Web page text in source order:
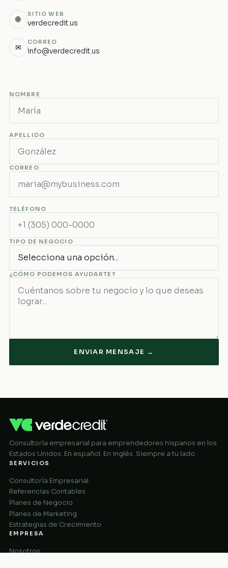
🌐
SITIO WEB
verdecredit.us
✉
CORREO
info@verdecredit.us
NOMBRE
APELLIDO
CORREO
TELÉFONO
TIPO DE NEGOCIO
¿CÓMO PODEMOS AYUDARTE?
ENVIAR MENSAJE →
Consultoría empresarial para emprendedores hispanos en los
Estados Unidos. En español. En inglés. Siempre a tu lado.
SERVICIOS
Consultoría Empresarial
Referencias Contables
Planes de Negocio
Planes de Marketing
Estrategias de Crecimiento
EMPRESA
Nosotros